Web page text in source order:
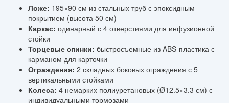
Ложе: 195×90 см из стальных труб с эпоксидным
покрытием (высота 50 см)
Каркас: одинарный с 4 отверстиями для инфузионной
стойки
Торцевые спинки: быстросъемные из ABS-пластика с
карманом для карточки
Ограждения: 2 складных боковых ограждения с 5
вертикальными стойками
Колеса: 4 немарких полиуретановых (Ø12.5×3.3 см) с
индивидуальными тормозами